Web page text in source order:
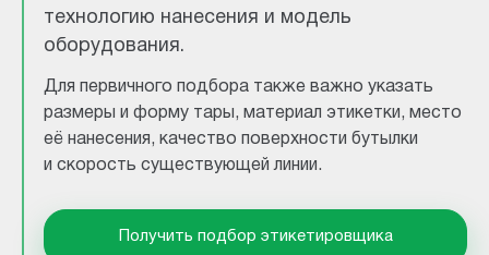
технологию нанесения и модель
оборудования.
Для первичного подбора также важно указать
размеры и форму тары, материал этикетки, место
её нанесения, качество поверхности бутылки
и скорость существующей линии.
Получить подбор этикетировщика